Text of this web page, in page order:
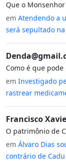
Que o
em Atendendo a
será sepultado na
Como é que
em Investigado
rastrear
Francisco
O patrimônio de
em Álvaro Dias
contrário de Cadu